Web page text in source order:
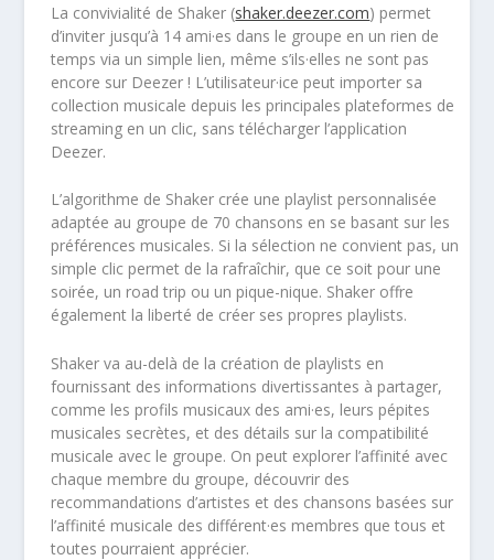
La convivialité de Shaker (shaker.deezer.com) permet
d’inviter jusqu’à 14 ami·es dans le groupe en un rien de
temps via un simple lien, même s’ils·elles ne sont pas
encore sur Deezer ! L’utilisateur·ice peut importer sa
collection musicale depuis les principales plateformes de
streaming en un clic, sans télécharger l’application
Deezer.
L’algorithme de Shaker crée une playlist personnalisée
adaptée au groupe de 70 chansons en se basant sur les
préférences musicales. Si la sélection ne convient pas, un
simple clic permet de la rafraîchir, que ce soit pour une
soirée, un road trip ou un pique-nique. Shaker offre
également la liberté de créer ses propres playlists.
Shaker va au-delà de la création de playlists en
fournissant des informations divertissantes à partager,
comme les profils musicaux des ami·es, leurs pépites
musicales secrètes, et des détails sur la compatibilité
musicale avec le groupe. On peut explorer l’affinité avec
chaque membre du groupe, découvrir des
recommandations d’artistes et des chansons basées sur
l’affinité musicale des différent·es membres que tous et
toutes pourraient apprécier.